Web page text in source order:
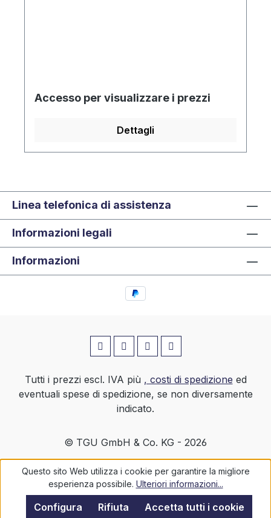
Accesso per visualizzare i prezzi
Dettagli
Linea telefonica di assistenza
Informazioni legali
Informazioni
Tutti i prezzi escl. IVA più , costi di spedizione ed
eventuali spese di spedizione, se non diversamente
indicato.
© TGU GmbH & Co. KG - 2026
Questo sito Web utilizza i cookie per garantire la migliore
esperienza possibile. Ulteriori informazioni...
Rifiuta
Configura Accetta tutti i cookie